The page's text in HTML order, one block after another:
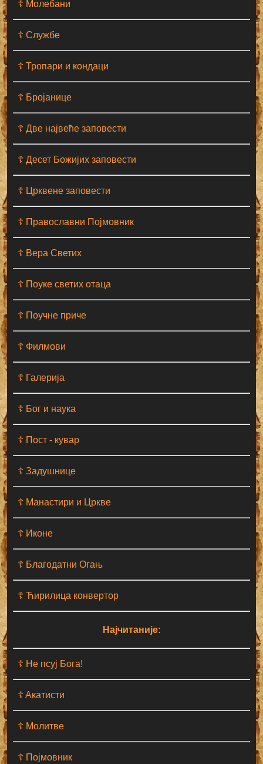
☦ Молебани
☦ Службе
☦ Тропари и кондаци
☦ Бројанице
☦ Две највеће заповести
☦ Десет Божијих заповести
☦ Црквене заповести
☦ Православни Појмовник
☦ Вера Светих
☦ Поуке светих отаца
☦ Поучне приче
☦ Филмови
☦ Галерија
☦ Бог и наука
☦ Пост - кувар
☦ Задушнице
☦ Манастири и Цркве
☦ Иконе
☦ Благодатни Огањ
☦ Ћирилица конвертор
Најчитаније:
☦ Не псуј Бога!
☦ Aкатисти
☦ Молитве
☦ Појмовник